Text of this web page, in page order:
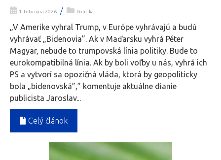
1. februára 2026 / Politika
„V Amerike vyhral Trump, v Európe vyhrávajú a budú
vyhrávať „Bidenovia”. Ak v Maďarsku vyhrá Péter
Magyar, nebude to trumpovská línia politiky. Bude to
eurokompatibilná línia. Ak by boli voľby u nás, vyhrá ich
PS a vytvorí sa opozičná vláda, ktorá by geopoliticky
bola „bidenovská”,” komentuje aktuálne dianie
publicista Jaroslav...
Celý článok